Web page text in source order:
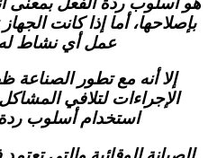
بإصلاحها، أما إذا كانت
عمل أي نشاط له
إلا أنه مع تطور
الإجراءات لتلافي
استخدام أسلوب